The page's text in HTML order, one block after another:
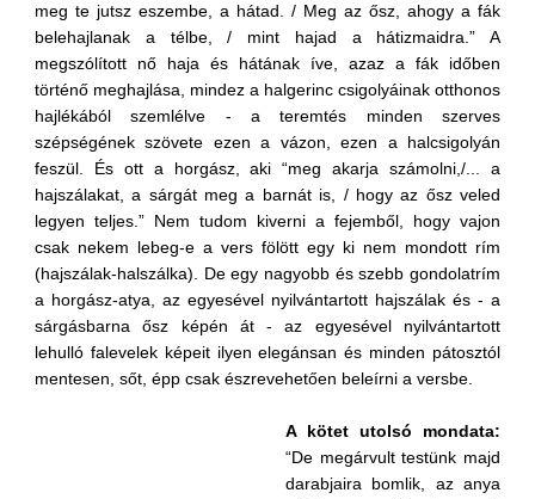
meg te jutsz eszembe, a hátad. / Meg az ősz, ahogy a fák
belehajlanak a télbe, / mint hajad a hátizmaidra.” A
megszólított nő haja és hátának íve, azaz a fák időben
történő meghajlása, mindez a halgerinc csigolyáinak otthonos
hajlékából szemlélve - a teremtés minden szerves
szépségének szövete ezen a vázon, ezen a halcsigolyán
feszül. És ott a horgász, aki “meg akarja számolni,/... a
hajszálakat, a sárgát meg a barnát is, / hogy az ősz veled
legyen teljes.” Nem tudom kiverni a fejemből, hogy vajon
csak nekem lebeg-e a vers fölött egy ki nem mondott rím
(hajszálak-halszálka). De egy nagyobb és szebb gondolatrím
a horgász-atya, az egyesével nyilvántartott hajszálak és - a
sárgásbarna ősz képén át - az egyesével nyilvántartott
lehulló falevelek képeit ilyen elegánsan és minden pátosztól
mentesen, sőt, épp csak észrevehetően beleírni a versbe.
A kötet utolsó mondata:
“De megárvult testünk majd
darabjaira bomlik, az anya